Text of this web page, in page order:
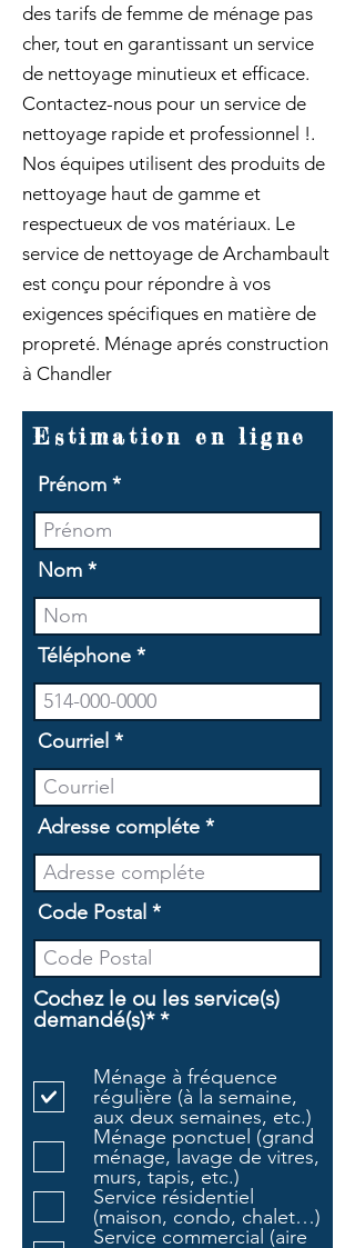
des tarifs de femme de ménage pas
cher, tout en garantissant un service
de nettoyage minutieux et efficace.
Contactez-nous pour un service de
nettoyage rapide et professionnel !.
Nos équipes utilisent des produits de
nettoyage haut de gamme et
respectueux de vos matériaux. Le
service de nettoyage de Archambault
est conçu pour répondre à vos
exigences spécifiques en matière de
propreté. Ménage aprés construction
à Chandler
Estimation en ligne
Prénom
Nom
Téléphone
Courriel
Adresse compléte
Code Postal
Cochez le ou les service(s)
demandé(s)* *O
g
a
t
o
i
r
e
Ménage à fréquence
régulière (à la semaine,
aux deux semaines, etc.)
Ménage ponctuel (grand
ménage, lavage de vitres,
murs, tapis, etc.)
Service résidentiel
(maison, condo, chalet…)
Service commercial (aire